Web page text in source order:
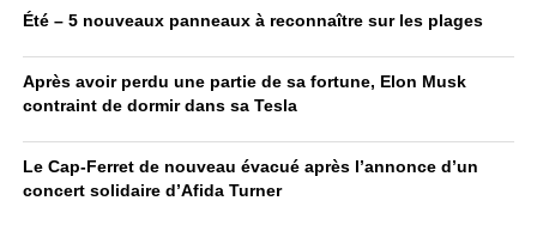
Été – 5 nouveaux panneaux à reconnaître sur les plages
Après avoir perdu une partie de sa fortune, Elon Musk
contraint de dormir dans sa Tesla
Le Cap-Ferret de nouveau évacué après l’annonce d’un
concert solidaire d’Afida Turner